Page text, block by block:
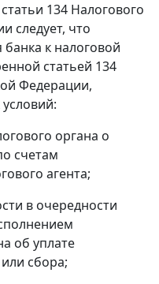
статьи 134 Налогового
следует, что
к налоговой
статьей 134
Федерации,
органа о
счетам
агента;
в очередности
об уплате
сбора;